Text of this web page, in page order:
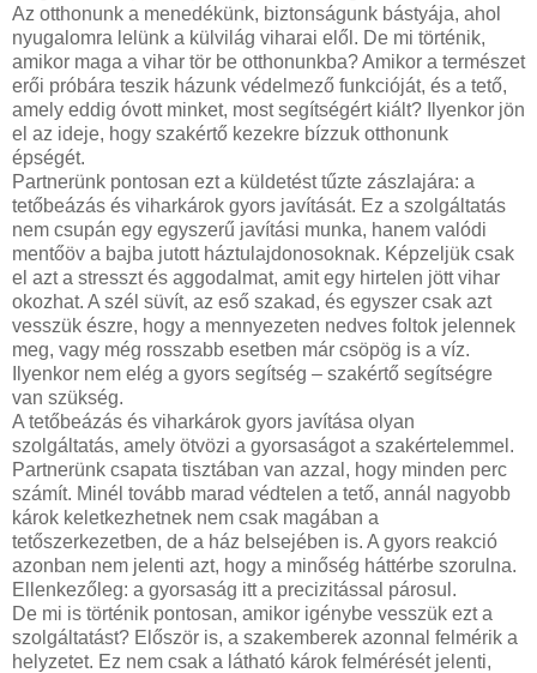
Az otthonunk a menedékünk, biztonságunk bástyája, ahol
nyugalomra lelünk a külvilág viharai elől. De mi történik,
amikor maga a vihar tör be otthonunkba? Amikor a természet
erői próbára teszik házunk védelmező funkcióját, és a tető,
amely eddig óvott minket, most segítségért kiált? Ilyenkor jön
el az ideje, hogy szakértő kezekre bízzuk otthonunk
épségét.
Partnerünk pontosan ezt a küldetést tűzte zászlajára: a
tetőbeázás és viharkárok gyors javítását. Ez a szolgáltatás
nem csupán egy egyszerű javítási munka, hanem valódi
mentőöv a bajba jutott háztulajdonosoknak. Képzeljük csak
el azt a stresszt és aggodalmat, amit egy hirtelen jött vihar
okozhat. A szél süvít, az eső szakad, és egyszer csak azt
vesszük észre, hogy a mennyezeten nedves foltok jelennek
meg, vagy még rosszabb esetben már csöpög is a víz.
Ilyenkor nem elég a gyors segítség – szakértő segítségre
van szükség.
A tetőbeázás és viharkárok gyors javítása olyan
szolgáltatás, amely ötvözi a gyorsaságot a szakértelemmel.
Partnerünk csapata tisztában van azzal, hogy minden perc
számít. Minél tovább marad védtelen a tető, annál nagyobb
károk keletkezhetnek nem csak magában a
tetőszerkezetben, de a ház belsejében is. A gyors reakció
azonban nem jelenti azt, hogy a minőség háttérbe szorulna.
Ellenkezőleg: a gyorsaság itt a precizitással párosul.
De mi is történik pontosan, amikor igénybe vesszük ezt a
szolgáltatást? Először is, a szakemberek azonnal felmérik a
helyzetet. Ez nem csak a látható károk felmérését jelenti,